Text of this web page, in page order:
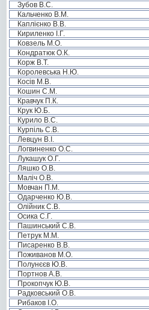
Зубов В.С.
Кальченко В.М.
Каплієнко В.В.
Кириленко І.Г.
Ковзель М.О.
Кондратюк О.К.
Корж В.Т.
Королевська Н.Ю.
Косів М.В.
Кошин С.М.
Кравчук П.К.
Крук Ю.Б.
Курило В.С.
Курпіль С.В.
Левцун В.І.
Логвиненко О.С.
Лукашук О.Г.
Ляшко О.В.
Маліч О.В.
Мовчан П.М.
Одарченко Ю.В.
Олійник С.В.
Осика С.Г.
Пашинський С.В.
Петрук М.М.
Писаренко В.В.
Поживанов М.О.
Полунєєв Ю.В.
Портнов А.В.
Прокопчук Ю.В.
Радковський О.В.
Рибаков І.О.